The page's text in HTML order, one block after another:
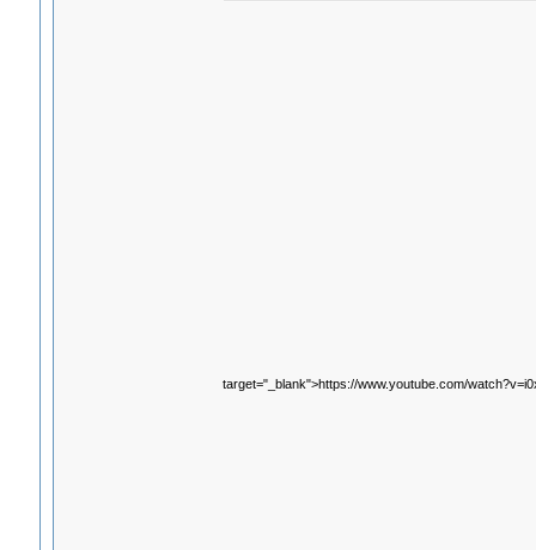
target="_blank">https://www.youtube.com/